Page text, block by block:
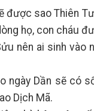
được sao Thiên
họ, con cháu
nên ai sinh vào
ngày Dần sẽ có
Dịch Mã.